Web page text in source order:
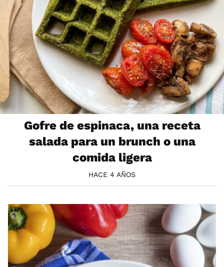
Gofre de espinaca, una receta
salada para un brunch o una
comida ligera
HACE 4 AÑOS